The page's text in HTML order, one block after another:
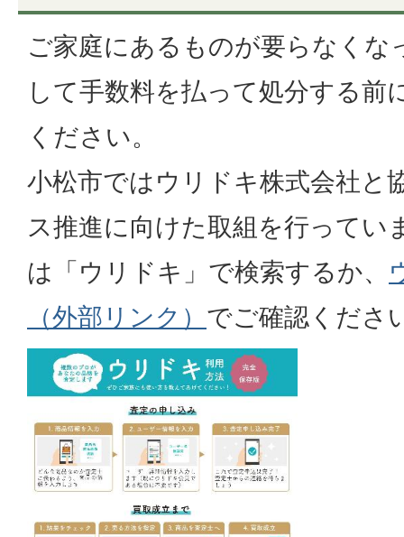
ご家庭にあるものが要らなくな
して手数料を払って処分する前
ください。
小松市ではウリドキ株式会社と
ス推進に向けた取組を行ってい
は「ウリドキ」で検索するか、
（外部リンク） でご確認くださ